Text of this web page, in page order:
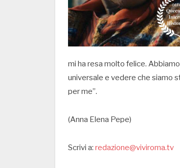
mi ha resa molto felice.
universale e vedere che siamo
per me”.
(Anna Elena Pepe)
Scrivi a: redazione@viviroma.tv